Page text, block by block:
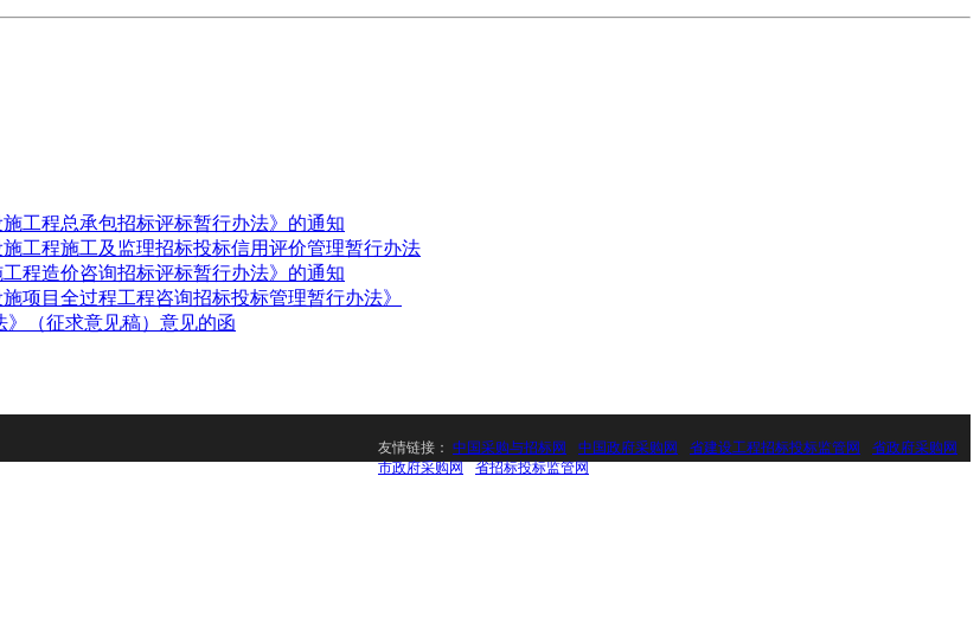
工程总承包招标评标暂行办法》的通知
工程施工及监理招标投标信用评价管理暂行办法
程造价咨询招标评标暂行办法》的通知
项目全过程工程咨询招标投标管理暂行办法》
（征求意见稿）意见的函
友情链接： 中国采购与招标网 中国政府采购网 省建设工程招标投标监管网
省政府采购网
市政府采购网
省招标投标监管网